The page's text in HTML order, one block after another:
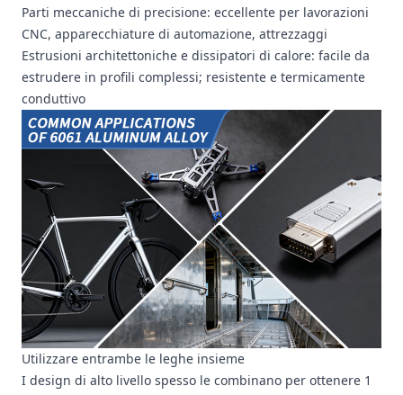
Parti meccaniche di precisione: eccellente per lavorazioni
CNC, apparecchiature di automazione, attrezzaggi
Estrusioni architettoniche e dissipatori di calore: facile da
estrudere in profili complessi; resistente e termicamente
conduttivo
Utilizzare entrambe le leghe insieme
I design di alto livello spesso le combinano per ottenere 1